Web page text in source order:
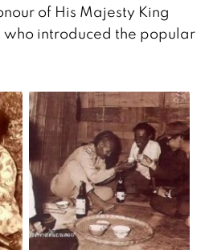
of His Majesty King
introduced the popular